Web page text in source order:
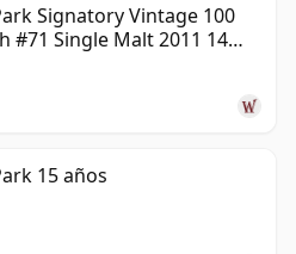
Signatory Vintage 100
#71 Single Malt 2011 14
15 años